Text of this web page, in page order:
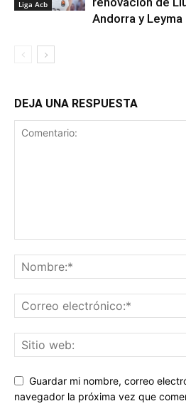
Liga Acb
Andorra y Leyma
DEJA UNA RESPUESTA
Guardar mi nombre, correo
navegador la próxima vez que